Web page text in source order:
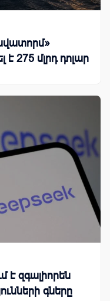
է 275 մլրդ դոլար
է զգալիորեն
գները